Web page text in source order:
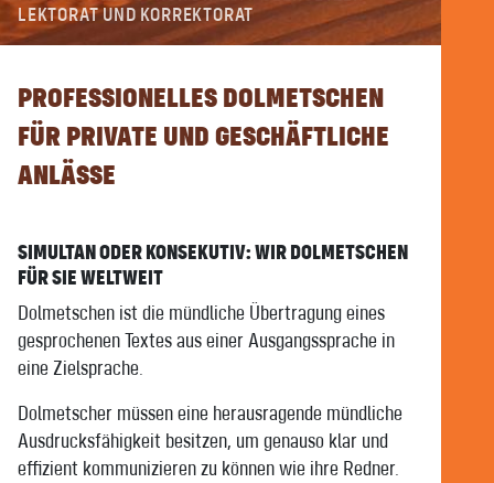
LEKTORAT UND KORREKTORAT
PROFESSIONELLES DOLMETSCHEN
FÜR PRIVATE UND GESCHÄFTLICHE
ANLÄSSE
SIMULTAN ODER KONSEKUTIV: WIR DOLMETSCHEN
FÜR SIE WELTWEIT
Dolmetschen ist die mündliche Übertragung eines
gesprochenen Textes aus einer Ausgangssprache in
eine Zielsprache.
Dolmetscher müssen eine herausragende mündliche
Ausdrucksfähigkeit besitzen, um genauso klar und
effizient kommunizieren zu können wie ihre Redner.